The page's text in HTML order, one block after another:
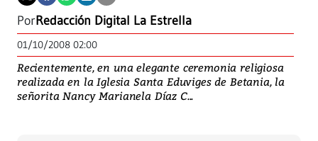
PorRedacción Digital La Estrella
01/10/2008 02:00
Recientemente, en una elegante ceremonia religiosa
realizada en la Iglesia Santa Eduviges de Betania, la
señorita Nancy Marianela Díaz C...